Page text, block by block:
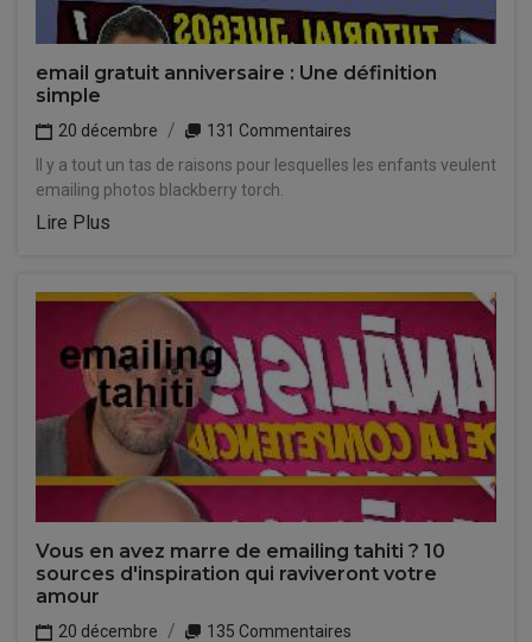
email gratuit anniversaire : Une définition
simple
20 décembre
131 Commentaires
Il y a tout un tas de raisons pour lesquelles les enfants veulent
emailing photos blackberry torch.
Lire Plus
Vous en avez marre de emailing tahiti ? 10
sources d'inspiration qui raviveront votre
amour
20 décembre
135 Commentaires